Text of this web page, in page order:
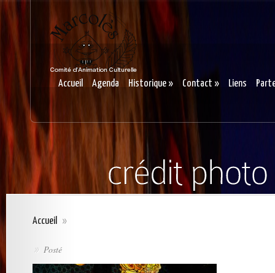
Accueil Agenda Historique » Contact » Liens
Accueil »
» Posté